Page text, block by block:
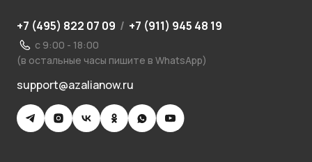
+7 (495) 822 07 09 / +7 (911) 945 48 19
с 9:00 - 18:00
(в остальные часы пишите в WhatsApp)
support@azalianow.ru